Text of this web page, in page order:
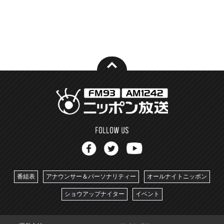
番組表 アナウンサー＆パーソナリティー オールナイトニッポン
ショウアップナイター イベント